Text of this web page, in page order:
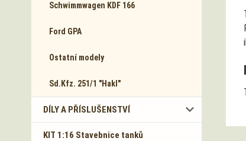
Schwimmwagen KDF 166
Ford GPA
Ostatní modely
Sd.Kfz. 251/1 "Hakl"
DÍLY A PŘÍSLUŠENSTVÍ
KIT 1:16 Stavebnice tanků